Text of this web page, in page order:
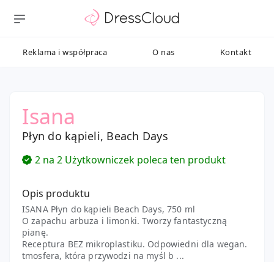
Reklama i współpraca O nas Kontakt
Isana
Płyn do kąpieli, Beach Days
2 na 2 Użytkowniczek poleca ten produkt
Opis produktu
ISANA Płyn do kąpieli Beach Days, 750 ml
O zapachu arbuza i limonki. Tworzy fantastyczną
pianę.
Receptura BEZ mikroplastiku. Odpowiedni dla wegan.
tmosfera, która przywodzi na myśl b ...